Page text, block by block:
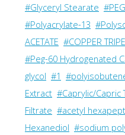
#Glyceryl Stearate
#Polyacrylate-13
ACETATE #COPPER
#Peg-60 Hydrogenated
glycol #1
Extract #Caprylic/Capric
Filtrate #acetyl
Hexanediol #sodium